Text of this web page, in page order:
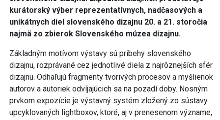
prvkom expozície je výstavný systém zložený zo sústavy
upcyklovaných lightboxov, ktoré, aj v prenesenom význame,
osvetľujú ikonické diela slovenského dizajnu.
„Pestré dejiny dizajnu na Slovensku ešte stále dokážu
prekvapiť zabudnutým prototypom, ručne spracovaným
návrhom plagátu alebo nákresom výrobku, ktorý sa nikdy
nedostal do sériovej výroby. Súčasný slovenský dizajn a
úžitkové umenie úspešne prezentujú nové cesty k vlastnej
identite a zároveň reflektujú aktuálne spoločenské témy.